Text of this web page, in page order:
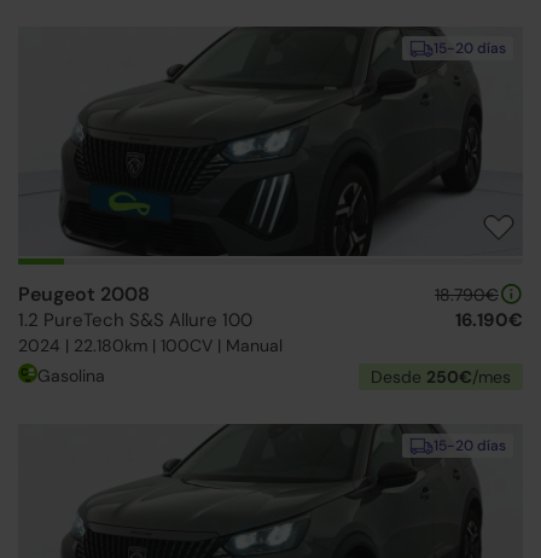
15-20 días
Peugeot 2008
1.2 PureTech S&S Allure 100
2024 | 22.180km | 100CV | Manual
18.790€
16.190€
Gasolina Desde 250€/mes
15-20 días